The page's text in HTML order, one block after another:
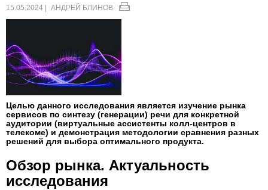
15.05.2024 | АНДРЕЙ БЛИНОВ
Целью данного исследования является изучение рынка
сервисов по синтезу (генерации) речи для конкретной
аудитории (виртуальные ассистенты колл-центров в
телекоме) и демонстрация методологии сравнения разных
решений для выбора оптимального продукта.
Обзор рынка. Актуальность
исследования